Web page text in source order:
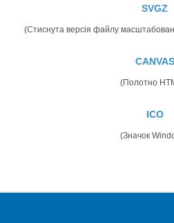
SVGZ
(Стиснута версія файлу
CANVAS
(Полотно
ICO
(Значок